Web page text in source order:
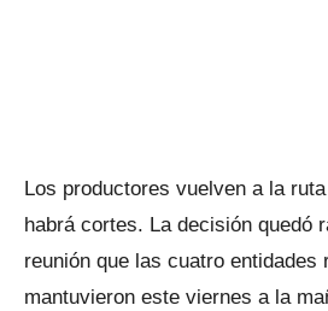
Los productores vuelven a la
habrá cortes. La decisión quedó
reunión que las cuatro entidades
mantuvieron este viernes a la